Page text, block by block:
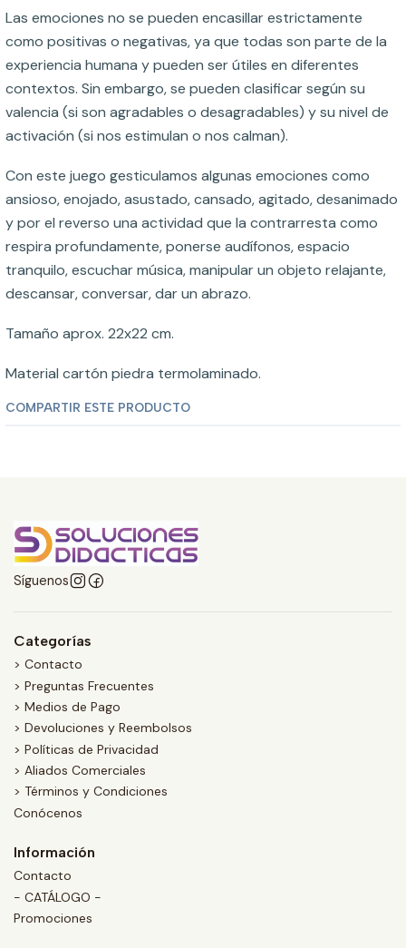
Las emociones no se pueden encasillar estrictamente
como positivas o negativas, ya que todas son parte de la
experiencia humana y pueden ser útiles en diferentes
contextos. Sin embargo, se pueden clasificar según su
valencia (si son agradables o desagradables) y su nivel de
activación (si nos estimulan o nos calman).
Con este juego gesticulamos algunas emociones como
ansioso, enojado, asustado, cansado, agitado, desanimado
y por el reverso una actividad que la contrarresta como
respira profundamente, ponerse audífonos, espacio
tranquilo, escuchar música, manipular un objeto relajante,
descansar, conversar, dar un abrazo.
Tamaño aprox. 22x22 cm.
Material cartón piedra termolaminado.
COMPARTIR ESTE PRODUCTO
Síguenos
Categorías
> Contacto
> Preguntas Frecuentes
> Medios de Pago
> Devoluciones y Reembolsos
> Políticas de Privacidad
> Aliados Comerciales
> Términos y Condiciones
Conócenos
Información
Contacto
- CATÁLOGO -
Promociones